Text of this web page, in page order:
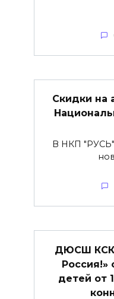
Скидки на
В НКП "РУСЬ"
ДЮСШ КСК
Россия!»
детей от